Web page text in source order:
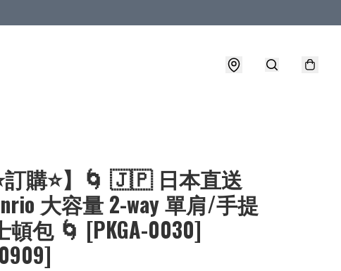
訂購⭐】🌀 🇯🇵 日本直送
大容量 2-way 單肩/手提
頓包 🌀 [PKGA-0030]